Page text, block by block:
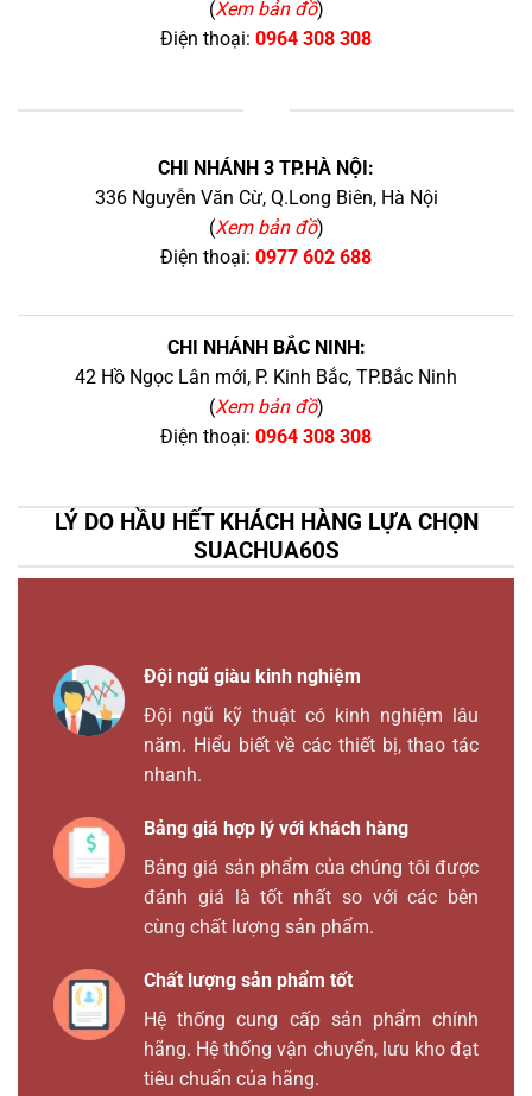
(Xem bản đồ)
Điện thoại: 0964 308 308
CHI NHÁNH 3 TP.HÀ NỘI:
336 Nguyễn Văn Cừ, Q.Long Biên, Hà Nội
(Xem bản đồ)
Điện thoại: 0977 602 688
CHI NHÁNH BẮC NINH:
42 Hồ Ngọc Lân mới, P. Kinh Bắc, TP.Bắc Ninh
(Xem bản đồ)
Điện thoại: 0964 308 308
LÝ DO HẦU HẾT KHÁCH HÀNG LỰA CHỌN
SUACHUA60S
Đội ngũ giàu kinh nghiệm
Đội ngũ kỹ thuật có kinh nghiệm lâu
năm. Hiểu biết về các thiết bị, thao tác
nhanh.
Bảng giá hợp lý với khách hàng
Bảng giá sản phẩm của chúng tôi được
đánh giá là tốt nhất so với các bên
cùng chất lượng sản phẩm.
Chất lượng sản phẩm tốt
Hệ thống cung cấp sản phẩm chính
hãng. Hệ thống vận chuyển, lưu kho đạt
tiêu chuẩn của hãng.